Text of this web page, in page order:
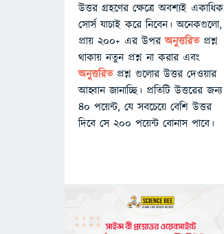
উত্তর গ্রহণের ক্ষেত্রে অবশ্যই একাধিক
সোর্স যাচাই করে নিবেন। অনেকগুলো,
প্রায় ২০০+ এর উপরঅনুত্তরিতপ্রশ্ন
থাকায় নতুন প্রশ্ন না করার এবং
অনুত্তরিত প্রশ্ন গুলোর উত্তর দেওয়ার
আহ্বান জানাচ্ছি। প্রতিটি উত্তরের জন্য
৪০ পয়েন্ট, যে সবচেয়ে বেশি উত্তর
দিবে সে ২০০ পয়েন্ট বোনাস পাবে।